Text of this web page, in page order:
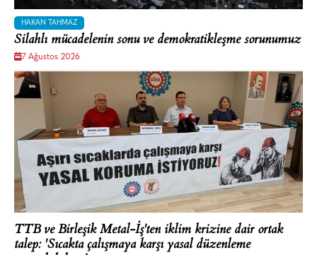
HAKAN TAHMAZ
Silahlı mücadelenin sonu ve demokratikleşme sorunumuz
7 Ağustos 2026
TTB ve Birleşik Metal-İş'ten iklim krizine dair ortak
talep: 'Sıcakta çalışmaya karşı yasal düzenleme